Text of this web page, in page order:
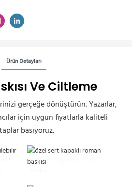
Ürün Detayları
Ve Ciltleme
gerçeğe dönüştürün. Yazarlar,
için uygun fiyatlarla kaliteli
basıyoruz.
özel sert kapaklı roman